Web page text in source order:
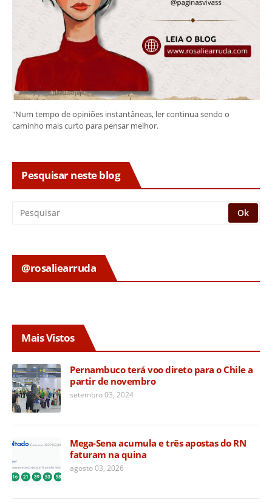
"Num tempo de opiniões instantâneas, ler continua sendo o
caminho mais curto para pensar melhor.
Pesquisar neste blog
@rosaliearruda
Mais Vistos
Pernambuco terá voo direto para o Chile a
partir de novembro
setembro 03, 2024
Mega-Sena acumula e três apostas do RN
faturam na quina
agosto 03, 2026